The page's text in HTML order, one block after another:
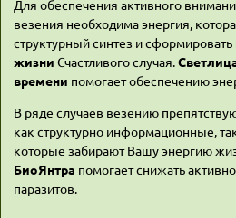
Для обеспечения активного
везения необходима энергия,
структурный синтез и сформировать
жизни Счастливого случая.
времени помогает обеспечению
В ряде случаев везению
как структурно информационные,
которые забирают Вашу энергию
БиоЯнтра помогает снижать
паразитов.